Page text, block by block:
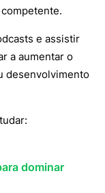
e assistir
a aumentar o
desenvolvimento
dominar